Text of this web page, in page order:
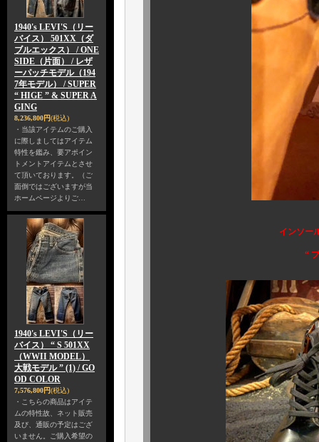
1940's LEVI'S（リー
バイス） 501XX（ダ
ブルエックス） / ONE
SIDE（片面） / レザ
ーパッチモデル（194
7年モデル） / SUPER
“ HIGE ” & SUPER A
GING
8,236,800円(税込)
・当該アイテムのご購入
に際しましてはアイテム
特性を鑑み、要アポイン
トメントアイテムとさせ
て頂いております。（ご
面倒ではございますが当
ホームページよりご…
1940's LEVI'S（リー
バイス） “ S 501XX
（WWII MODEL）
大戦モデル ” (1) / GO
OD COLOR
7,576,800円(税込)
・こちらの商品はアイテ
ムの特性故、ネット販売
及び、通販の予定はござ
いません。ご購入希望の
インソー
“